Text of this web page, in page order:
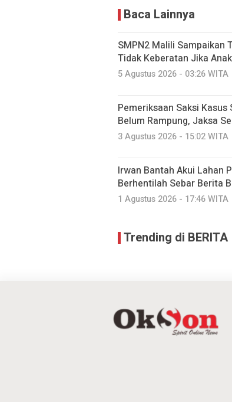
Baca Lainnya
SMPN2 Malili Sampaikan
Tidak Keberatan Jika
5 Agustus 2026 - 03:26 WITA
Pemeriksaan Saksi Kasus
Belum Rampung, Jaksa
3 Agustus 2026 - 15:02 WITA
Irwan Bantah Akui Lahan
Berhentilah Sebar Berita
1 Agustus 2026 - 17:46 WITA
Trending di BERITA